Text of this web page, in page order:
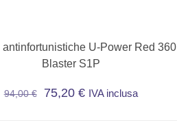
antinfortunistiche U-Power Red 360
Blaster S1P
94,00€ 75,20 € IVA inclusa